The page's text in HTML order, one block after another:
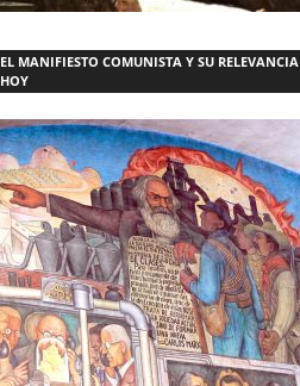
EL MANIFIESTO COMUNISTA Y SU RELEVANCIA
HOY